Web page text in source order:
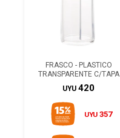
FRASCO - PLASTICO
TRANSPARENTE C/TAPA
UYU 420
UYU 357